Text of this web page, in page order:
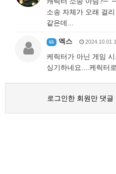
소송 자체가 오래 걸
같은데...
66 엑스 2024.10.01
케릭터가 아닌 게임
싱기하네요....케릭터
로그인한 회원만 댓